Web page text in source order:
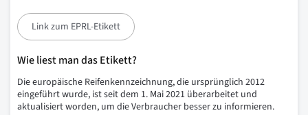
Link zum EPRL-Etikett
Wie liest man das Etikett?
Die europäische Reifenkennzeichnung, die ursprünglich 2012
eingeführt wurde, ist seit dem 1. Mai 2021 überarbeitet und
aktualisiert worden, um die Verbraucher besser zu informieren.